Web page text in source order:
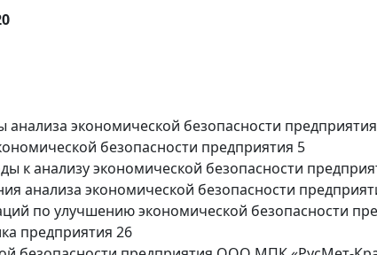
анализа экономической безопасности
безопасности предприятия 5
к анализу экономической безопасности
анализа экономической безопасности
по улучшению экономической безопасности
предприятия 26